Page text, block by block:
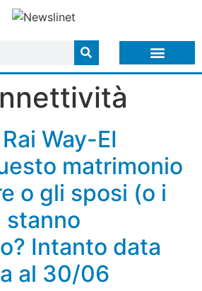
Way-EI
matrimonio
o gli sposi (o i
stanno
Intanto data
al 30/06